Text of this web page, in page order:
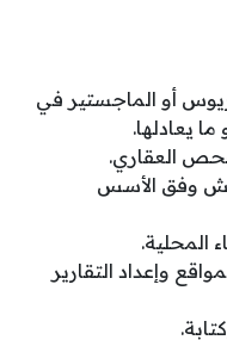
أو الماجستير في
يعادلها.
العقاري.
وفق الأسس
المحلية.
وإعداد التقارير